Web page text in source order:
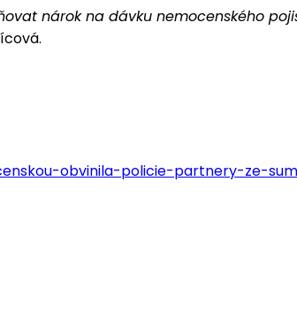
nárok na dávku nemocenského
obvinila-policie-partnery-ze-